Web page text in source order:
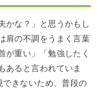
かな？」と思うかもし
肩の不調をうまく言葉
が重い」「勉強したく
あると言われていま
できないため、普段の